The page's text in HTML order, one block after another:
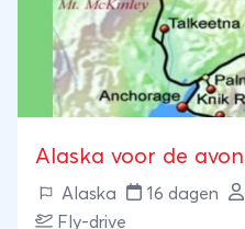
natuurpracht en
Alaska voor de
Alaska 16 dagen
Fly-drive